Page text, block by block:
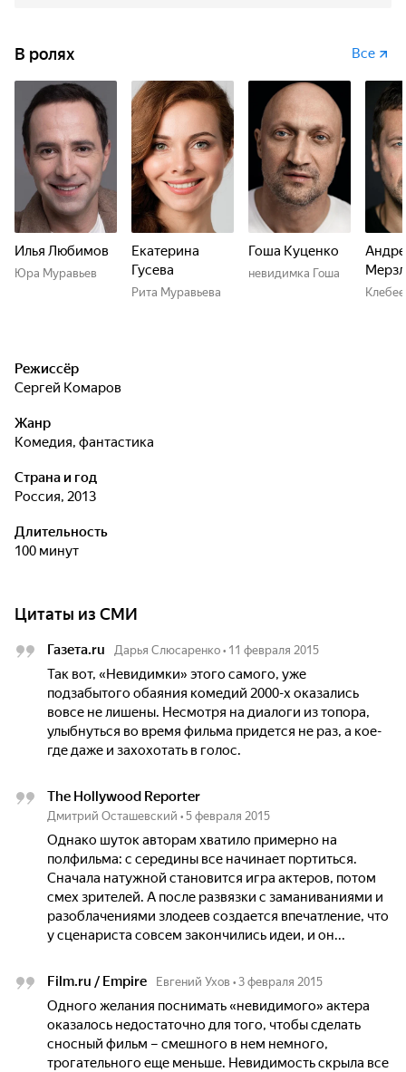
В ролях Все
Илья Любимов
Юра Муравьев
Екатерина
Гусева
Рита Муравьева
Гоша Куценко
невидимка Гоша
Режиссёр
Сергей Комаров
Жанр
комедия, фантастика
Страна и год
Россия, 2013
Длительность
100 минут
Цитаты из СМИ
Газета.ru Дарья Слюсаренко • 11 февраля 2015
Так вот, «Невидимки» этого самого, уже
подзабытого обаяния комедий 2000-х оказались
вовсе не лишены. Несмотря на диалоги из топора,
улыбнуться во время фильма придется не раз, а кое-
где даже и захохотать в голос.
The Hollywood Reporter
Дмитрий Осташевский • 5 февраля 2015
Однако шуток авторам хватило примерно на
полфильма: с середины все начинает портиться.
Сначала натужной становится игра актеров, потом
смех зрителей. А после развязки с заманиваниями и
разоблачениями злодеев создается впечатление, что
у сценариста совсем закончились идеи, и он...
Film.ru / Empire Евгений Ухов • 3 февраля 2015
Одного желания поснимать «невидимого» актера
оказалось недостаточно для того, чтобы сделать
сносный фильм – смешного в нем немного,
трогательного еще меньше. Невидимость скрыла все